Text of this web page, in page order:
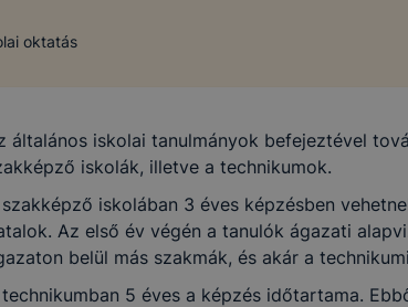
oktatás
általános iskolai tanulmányok befejeztével
iskolák, illetve a technikumok.
iskolában 3 éves képzésben
Az első év végén a tanulók ágazati
belül más szakmák, és akár a
5 éves a képzés időtartama.